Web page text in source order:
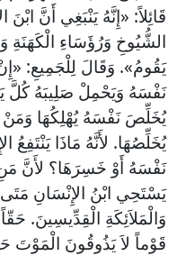
قَائِلاً: «إِنَّهُ يَنْبَغِي أَنَّ
الشُّيُوخِ وَرُؤَسَاءِ الْكَهَنَةِ
يَقُومُ». وَقَالَ لِلْجَمِيعِ:
نَفْسَهُ وَيَحْمِلْ صَلِيبَهُ كُلَّ
يُخَلِّصَ نَفْسَهُ يُهْلِكُهَا
يُخَلِّصُهَا. لأَنَّهُ مَاذَا يَنْتَفِعُ
نَفْسَهُ أَوْ خَسِرَهَا؟ لأَنَّ
يَسْتَحِي ابْنُ الإِنْسَانِ
وَالْمَلاَئِكَةِ الْقِدِّيسِينَ.
قَوْماً لاَ يَذُوقُونَ الْمَوْتَ